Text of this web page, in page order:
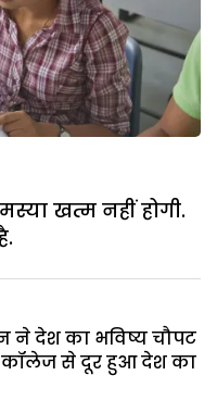
खत्म नहीं होगी.
ने देश का भविष्य चौपट
कॉलेज से दूर हुआ देश का